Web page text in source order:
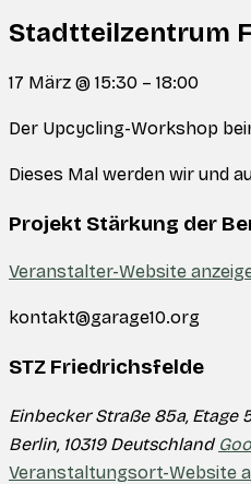
Stadtteilzentrum
17 März @ 15:30 – 18:00
Der Upcycling-Workshop
Dieses Mal werden wir und
Projekt Stärkung der
Veranstalter-Website
kontakt@garage10.org
STZ Friedrichsfelde
Einbecker Straße 85a, Etage
Berlin, 10319 Deutschland
Veranstaltungsort-Website